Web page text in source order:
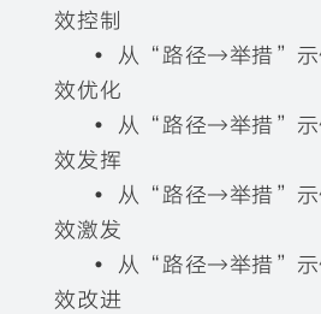
效控制
•
从“路径→举措”示
效优化
•
从“路径→举措”示
效发挥
•
从“路径→举措”示
效激发
•
从“路径→举措”示
效改进